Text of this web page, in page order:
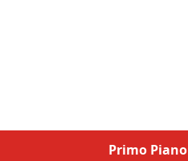
Primo Piano